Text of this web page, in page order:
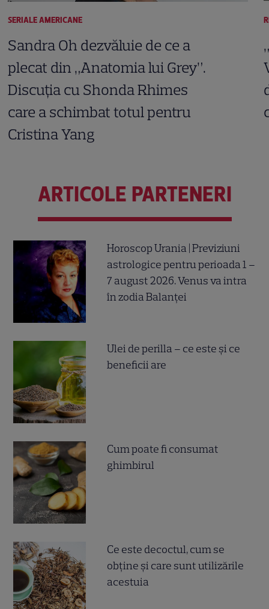
SERIALE AMERICANE
Sandra Oh dezvăluie de ce a
plecat din „Anatomia lui Grey”.
Discuția cu Shonda Rhimes
care a schimbat totul pentru
Cristina Yang
ARTICOLE PARTENERI
Horoscop Urania | Previziuni
astrologice pentru perioada 1 –
7 august 2026. Venus va intra
în zodia Balanței
Ulei de perilla – ce este și ce
beneficii are
Cum poate fi consumat
ghimbirul
Ce este decoctul, cum se
obţine şi care sunt utilizările
acestuia